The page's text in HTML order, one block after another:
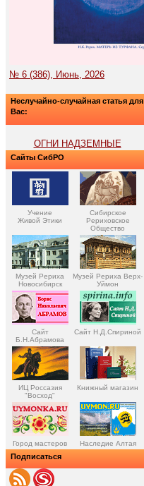
№ 6 (386), Июнь, 2026
Неслучайно-случайная статья для
Вас:
ОГНИ НАДЗЕМНЫЕ
Сайты СибРО
Учение
Живой Этики
Сибирское
Рериховское
Общество
Музей Рериха
Новосибирск
Музей Рериха Верх-
Уймон
Сайт
Б.Н.Абрамова
Сайт Н.Д.Спириной
ИЦ Россазия
"Восход"
Книжный магазин
Город мастеров Наследие Алтая
Подписаться